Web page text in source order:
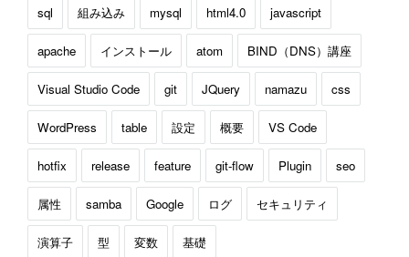
sql 組み込み mysql html4.0 javascript
apache インストール atom BIND（DNS）講座
Visual Studio Code git JQuery namazu css
WordPress table 設定 概要 VS Code
hotfix release feature git-flow Plugin seo
属性 samba Google ログ セキュリティ
演算子 型 変数 基礎